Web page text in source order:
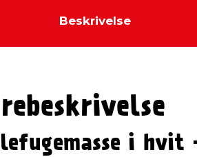
Beskrivelse
i hvit